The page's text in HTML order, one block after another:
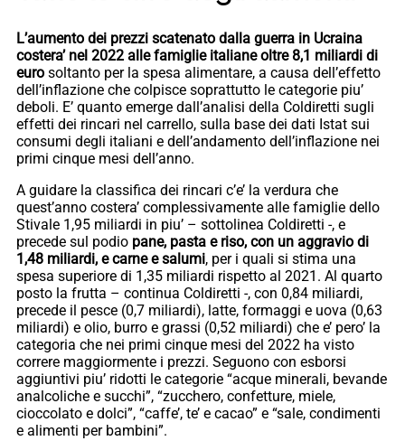
L’aumento dei prezzi scatenato dalla guerra in Ucraina
costera’ nel 2022 alle famiglie italiane oltre 8,1 miliardi di
euro soltanto per la spesa alimentare, a causa dell’effetto
dell’inflazione che colpisce soprattutto le categorie piu’
deboli. E’ quanto emerge dall’analisi della Coldiretti sugli
effetti dei rincari nel carrello, sulla base dei dati Istat sui
consumi degli italiani e dell’andamento dell’inflazione nei
primi cinque mesi dell’anno.
A guidare la classifica dei rincari c’e’ la verdura che
quest’anno costera’ complessivamente alle famiglie dello
Stivale 1,95 miliardi in piu’ – sottolinea Coldiretti -, e
precede sul podio pane, pasta e riso, con un aggravio di
1,48 miliardi, e carne e salumi, per i quali si stima una
spesa superiore di 1,35 miliardi rispetto al 2021. Al quarto
posto la frutta – continua Coldiretti -, con 0,84 miliardi,
precede il pesce (0,7 miliardi), latte, formaggi e uova (0,63
miliardi) e olio, burro e grassi (0,52 miliardi) che e’ pero’ la
categoria che nei primi cinque mesi del 2022 ha visto
correre maggiormente i prezzi. Seguono con esborsi
aggiuntivi piu’ ridotti le categorie “acque minerali, bevande
analcoliche e succhi”, “zucchero, confetture, miele,
cioccolato e dolci”, “caffe’, te’ e cacao” e “sale, condimenti
e alimenti per bambini”.